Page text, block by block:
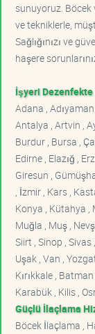
sunuyoruz. Böcek
ve tekniklerle,
Sağlığınızı ve
haşere
İşyeri Dezenfekte
Adana ,
Antalya , Artvin ,
Burdur , Bursa ,
Edirne , Elazığ ,
Giresun ,
, İzmir , Kars ,
Konya , Kütahya ,
Muğla , Muş ,
Siirt , Sinop , Sivas
Uşak , Van ,
Kırıkkale ,
Karabük , Kilis ,
Güçlü İlaçlama
Böcek İlaçlama ,